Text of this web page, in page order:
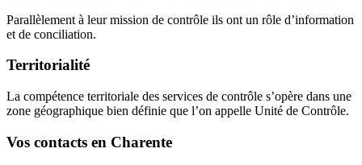
Parallèlement à leur mission de contrôle ils ont un rôle d’information
et de conciliation.
Territorialité
La compétence territoriale des services de contrôle s’opère dans une
zone géographique bien définie que l’on appelle Unité de Contrôle.
Vos contacts en Charente